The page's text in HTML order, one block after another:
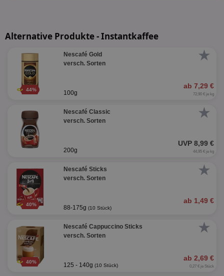
Alternative Produkte - Instantkaffee
★
44%
Nescafé Gold
versch. Sorten
ab 7,29 €
100g 72,90 € je kg
★
Nescafé Classic
versch. Sorten
UVP 8,99 €
200g 44,95 € je kg
★
40%
Nescafé Sticks
versch. Sorten
ab 1,49 €
88-175g (10 Stück)
★
40%
Nescafé Cappuccino Sticks
versch. Sorten
ab 2,69 €
125 - 140g (10 Stück) 0,27 € je Stück